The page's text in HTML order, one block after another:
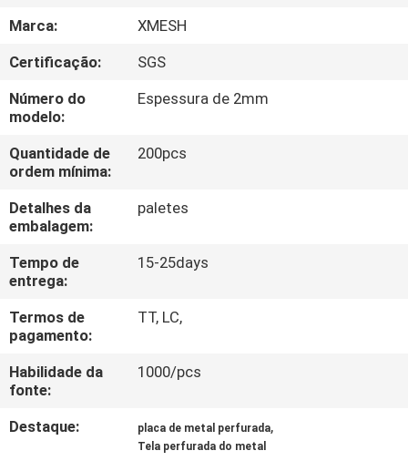
EXCURSÃO
DA
FÁBRICA
CONTROLE
DA
QUALIDADE
CONTACTE-
NOS
UMAS
CITAÇÕES
Marca:
XMESH
Certificação:
SGS
Número do
modelo:
Espessura de 2mm
Quantidade de
ordem mínima:
200pcs
Detalhes da
embalagem:
paletes
Tempo de
entrega:
15-25days
Termos de
pagamento:
TT, LC,
Habilidade da
fonte:
1000/pcs
Destaque: placa de metal perfurada,
Tela perfurada do metal